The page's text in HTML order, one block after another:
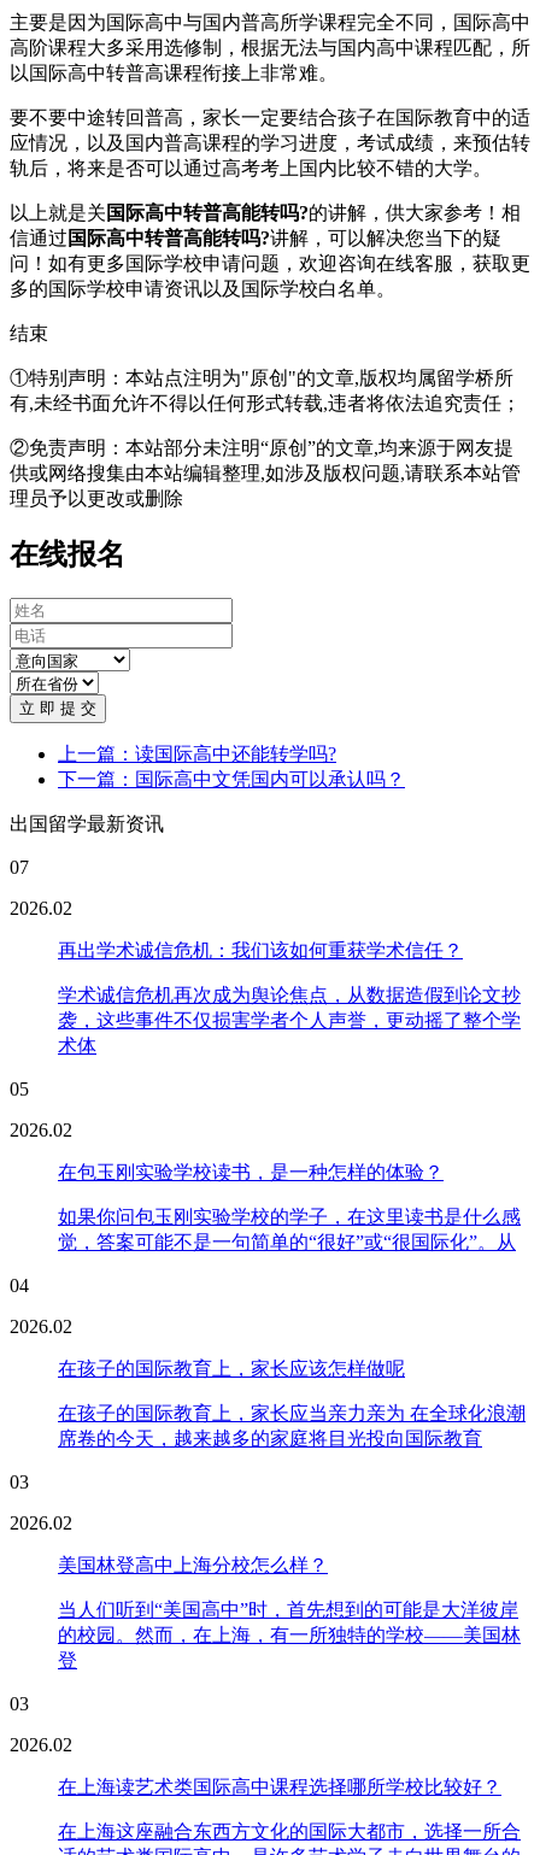
主要是因为国际高中与国内普高所学课程完全不同，国际高中
高阶课程大多采用选修制，根据无法与国内高中课程匹配，所
以国际高中转普高课程衔接上非常难。
要不要中途转回普高，家长一定要结合孩子在国际教育中的适
应情况，以及国内普高课程的学习进度，考试成绩，来预估转
轨后，将来是否可以通过高考考上国内比较不错的大学。
以上就是关 国际高中转普高能转吗?的讲解，供大家参考！相
信通过 国际高中转普高能转吗?讲解，可以解决您当下的疑
问！如有更多国际学校申请问题，欢迎咨询在线客服 ，获取更
多的国际学校申请资讯以及国际学校白名单。
结束
①特别声明：本站点注明为"原创"的文章,版权均属留学桥所
有,未经书面允许不得以任何形式转载,违者将依法追究责任；
②免责声明：本站部分未注明“原创”的文章,均来源于网友提
供或网络搜集由本站编辑整理,如涉及版权问题,请联系本站管
理员予以更改或删除
在线报名
立 即 提 交
上一篇：读国际高中还能转学吗?
下一篇：国际高中文凭国内可以承认吗？
出国留学最新资讯
07
2026.02
再出学术诚信危机：我们该如何重获学术信任？
学术诚信危机再次成为舆论焦点，从数据造假到论文抄
袭，这些事件不仅损害学者个人声誉，更动摇了整个学
术体
05
2026.02
在包玉刚实验学校读书，是一种怎样的体验？
如果你问包玉刚实验学校的学子，在这里读书是什么感
觉，答案可能不是一句简单的“很好”或“很国际化”。从
04
2026.02
在孩子的国际教育上，家长应该怎样做呢
在孩子的国际教育上，家长应当亲力亲为 在全球化浪潮
席卷的今天，越来越多的家庭将目光投向国际教育
03
2026.02
美国林登高中上海分校怎么样？
当人们听到“美国高中”时，首先想到的可能是大洋彼岸
的校园。然而，在上海，有一所独特的学校——美国林
登
03
2026.02
在上海读艺术类国际高中课程选择哪所学校比较好？
在上海这座融合东西方文化的国际大都市，选择一所合